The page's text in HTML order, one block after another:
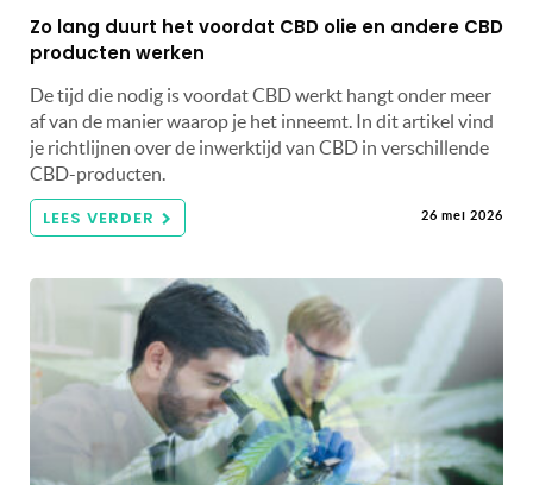
Zo lang duurt het voordat CBD olie en andere CBD
producten werken
De tijd die nodig is voordat CBD werkt hangt onder meer
af van de manier waarop je het inneemt. In dit artikel vind
je richtlijnen over de inwerktijd van CBD in verschillende
CBD-producten.
LEES VERDER 26 mei 2026